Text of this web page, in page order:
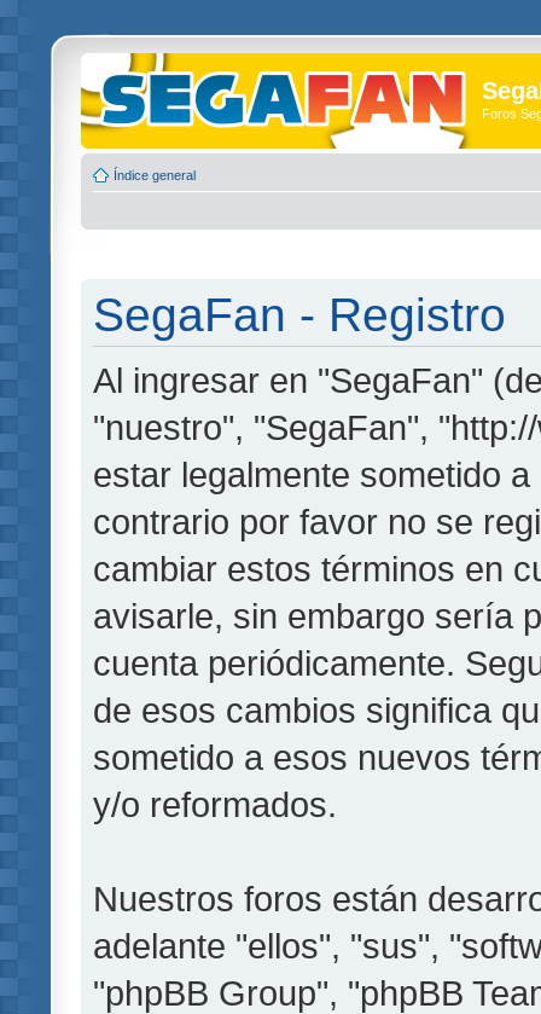
Foros
Índice general
SegaFan - Registro
Al ingresar en "SegaFan"
"nuestro", "SegaFan",
estar legalmente sometido
contrario por favor no se
cambiar estos términos en
avisarle, sin embargo sería
cuenta periódicamente.
de esos cambios significa
sometido a esos nuevos
y/o reformados.
Nuestros foros están
adelante "ellos", "sus",
"phpBB Group", "phpBB